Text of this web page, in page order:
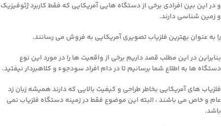
و در این بین افرادی برخی از دستگاه هایی آمریکایی که فقط کاربرد ژئوفیزیک
و زمین شناسی دارند.
را به عنوان بهترین فلزیاب تصویری آمریکایی به فروش می رسانند.
بنابراین در این مطلب قصد داریم برخی از واقعیت ها را در مورد این نوع
دستگاه ها به اطلاع شما برسانیم تا در دام افراد سودجوء و کلاهبردار نیفتید.
فلزیاب های آمریکایی بخاطر طراحی و کیفیت بالایی که دارند همیشه زبان زد
عام و خاص می باشند ، البته این موضوع فقط در زمینه دستگاه فلزیاب نمی
باشد.